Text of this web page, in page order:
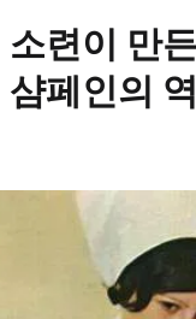
소련이 만
샴페인의